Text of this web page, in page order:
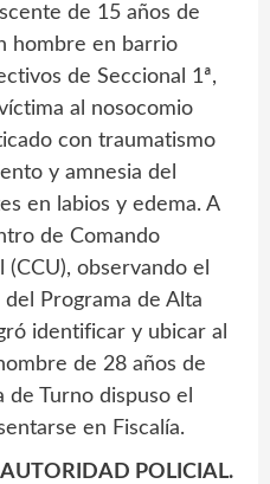
de 15 años de
hombre en barrio
de Seccional 1ª,
al nosocomio
con traumatismo
y amnesia del
en labios y edema. A
de Comando
observando el
Programa de Alta
identificar y ubicar al
de 28 años de
de Turno dispuso el
en Fiscalía.
AUTORIDAD POLICIAL.